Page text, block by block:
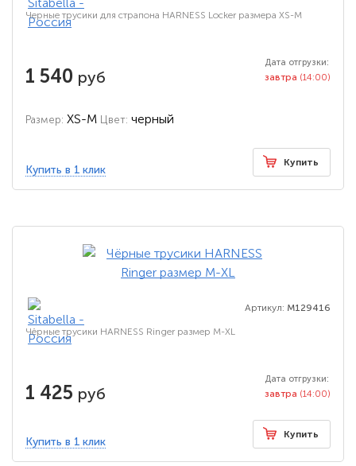
Черные трусики для страпона HARNESS Locker размера XS-M
1 540 руб
Дата отгрузки:
завтра (14:00)
Размер: XS-M Цвет: черный
Купить в 1 клик
Купить
Артикул: M129416
Чёрные трусики HARNESS Ringer размер M-XL
1 425 руб
Дата отгрузки:
завтра (14:00)
Купить в 1 клик
Купить